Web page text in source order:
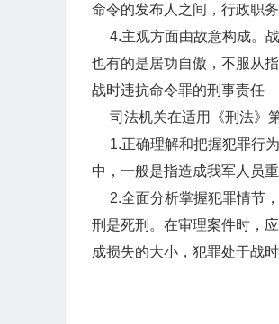
命令的发布人之间，行政职
4.主观方面由故意构成。战
也有的是居功自傲，不服从
战时违抗命令罪的刑事责任
司法机关在适用《刑法》
1.正确理解和把握犯罪行为
中，一般是指造成我军人员
2.全面分析掌握犯罪情节，
刑是死刑。在审理案件时，
成损失的大小，犯罪处于战